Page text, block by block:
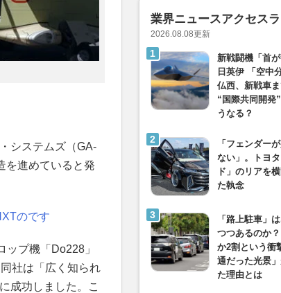
システムズ（GA-
を進めていると発
のです
プ機「Do228」
社は「広く知られ
成功しました。こ
業界ニュースアクセス
2026.08.08更新
新戦闘機「首が
日英伊 「空中
仏西、新戦車
“国際共同開発
うなる？
「フェンダー
ない」。トヨ
ド」のリアを
た執念
「路上駐車」
つつあるのか
か2割という衝
通だった光景
た理由とは